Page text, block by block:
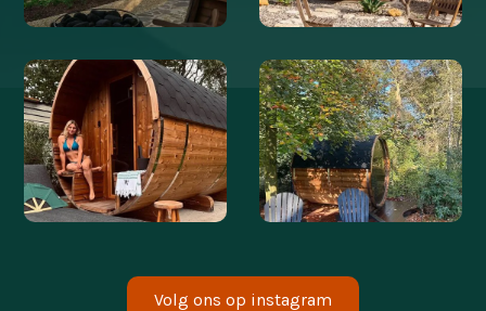
@LETEMPSDEVIVRE @BLANCOBUNGALOW
Volg ons op instagram